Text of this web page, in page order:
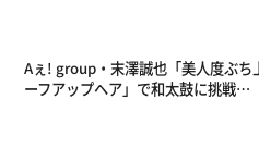
Aぇ! group・末澤誠也「美人度ぶち
ーフアップヘア」で和太鼓に挑戦…